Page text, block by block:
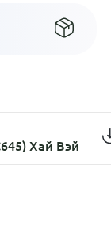
Хай Вэй